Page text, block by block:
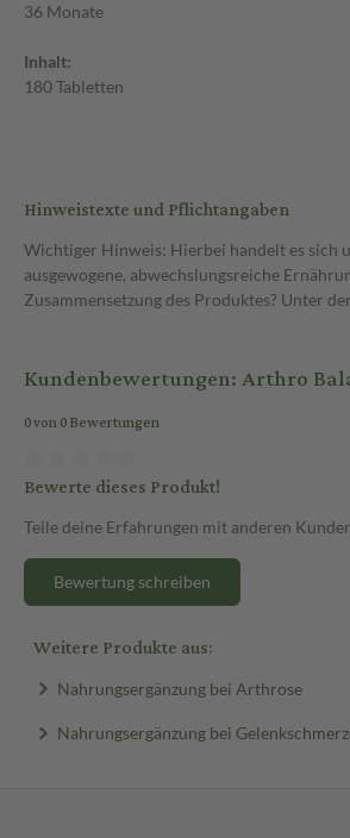
36 Monate
Inhalt:
180 Tabletten
Hinweistexte und Pflichtangaben
Wichtiger Hinweis: Hierbei handelt es sich
ausgewogene, abwechslungsreiche
Zusammensetzung des Produktes? Unter
Kundenbewertungen: Arthro
0 von 0 Bewertungen
Bewerte dieses Produkt!
Teile deine Erfahrungen mit anderen
Bewertung schreiben
Weitere Produkte aus:
Nahrungsergänzung bei Arthrose
Nahrungsergänzung bei